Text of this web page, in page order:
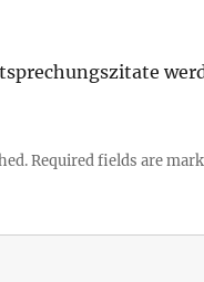
Required fields are